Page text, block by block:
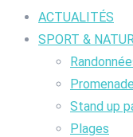
ACTUALITÉS
SPORT &
Stand up
Plages